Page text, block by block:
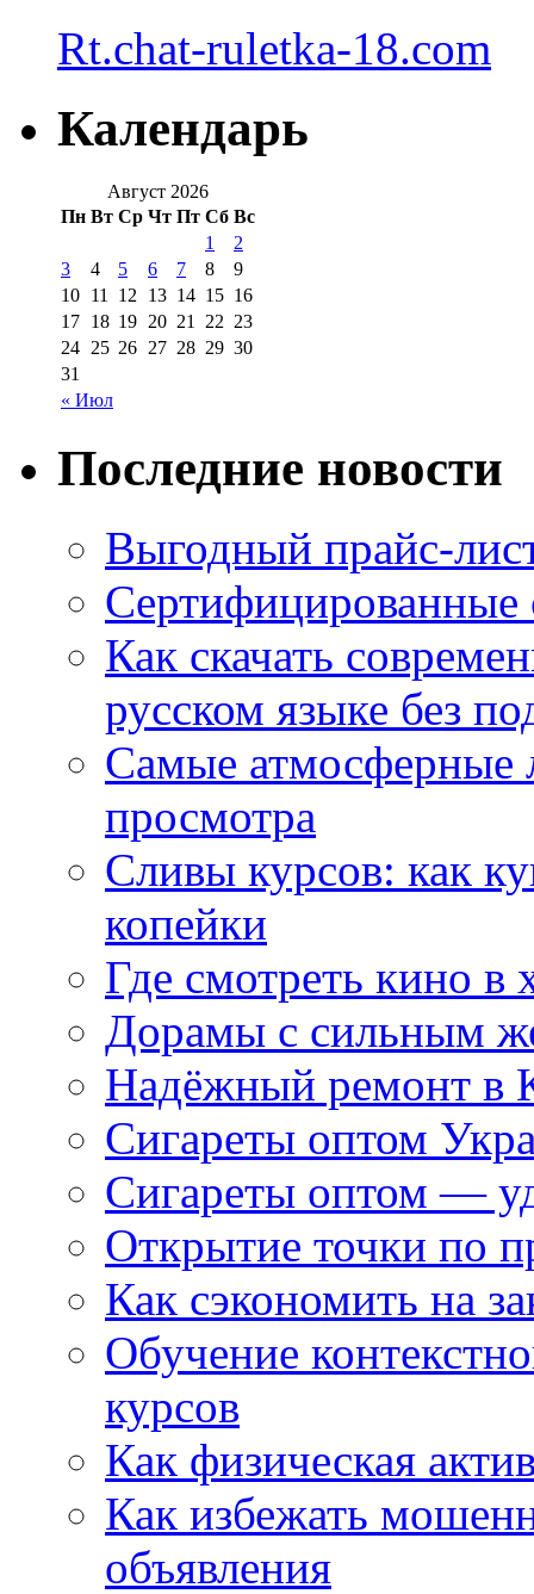
Rt.chat-ruletka-18.com
Календарь
Август 2026
Пн Вт Ср Чт Пт Сб Вс
« Июл
1
2
3
4 5 6 7 8
9
10 11 12 13 14 15 16
17 18 19 20 21 22 23
24 25 26 27 28 29 30
31
Последние новости
Выгодный прайс-
Как скачать
русском языке без
Самые атмосферные
просмотра
Сливы курсов: как
копейки
Где смотреть кино в
Дорамы с сильным
Надёжный ремонт в
Сигареты оптом
Сигареты оптом —
Открытие точки по
Как сэкономить на
Обучение
курсов
Как физическая
Как избежать
объявления